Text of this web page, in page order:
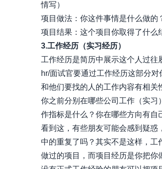
情写）
项目做法：你这件事情是什么做的
项目结果：这个项目你取得了什么
3.工作经历（实习经历）
工作经历是简历中展示这个人过往
hr/面试官要通过工作经历这部分
和他们要找的人的工作内容有相关
你之前分别在哪些公司工作（实习
作指标是什么？你在哪些方向有自
看到这，有些朋友可能会感到疑
中的重复了吗？其实不是这样，
做过的项目，而项目经历是你把你